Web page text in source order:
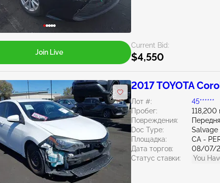
Current Bid:
$4,550
Join Live
2017 TOYOTA
Лот #:
45******
Пробег:
118,200
Повреждения:
Doc Type:
Salvage
Площадка:
CA -
Дата торгов:
08/07/
Статус ставки:
You